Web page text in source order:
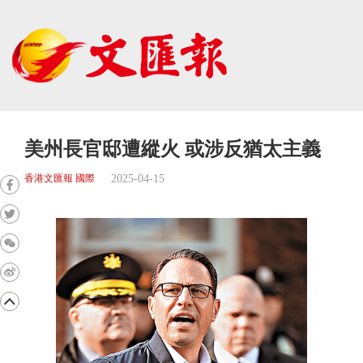
美州長官邸遭縱火 或涉反猶太主義
香港文匯報 國際 2025-04-15